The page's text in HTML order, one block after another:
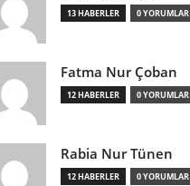
13 HABERLER 0 YORUMLAR
Fatma Nur Çoban
12 HABERLER 0 YORUMLAR
Rabia Nur Tünen
12 HABERLER 0 YORUMLAR